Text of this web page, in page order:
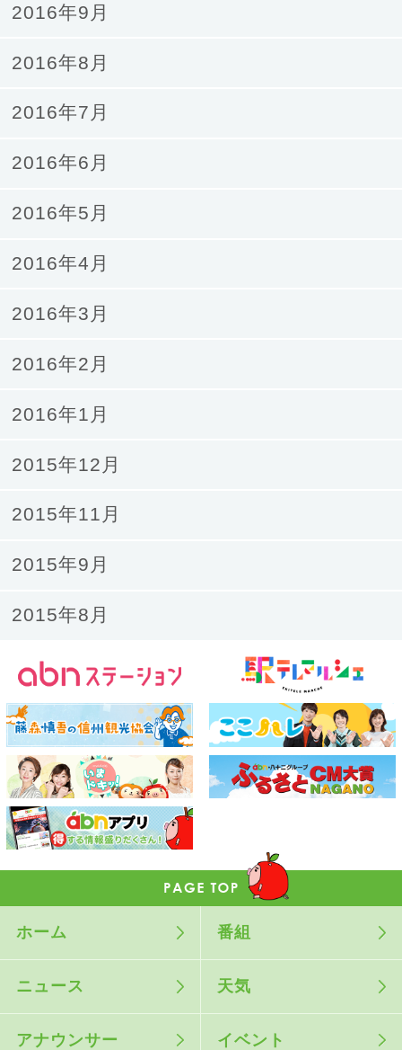
2016年9月
2016年8月
2016年7月
2016年6月
2016年5月
2016年4月
2016年3月
2016年2月
2016年1月
2015年12月
2015年11月
2015年9月
2015年8月
ホーム 番組
ニュース 天気
アナウンサー イベント